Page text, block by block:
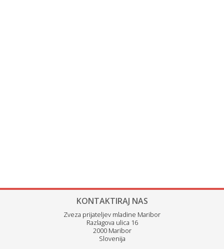
KONTAKTIRAJ NAS
Zveza prijateljev mladine Maribor
Razlagova ulica 16
2000 Maribor
Slovenija